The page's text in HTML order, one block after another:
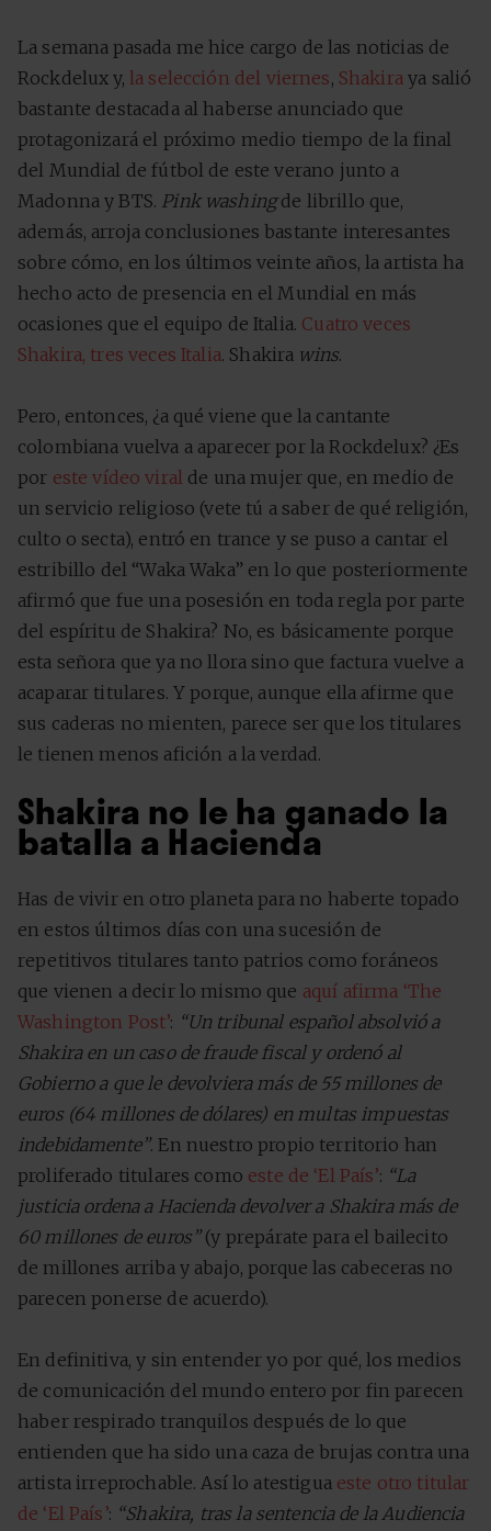
La semana pasada me hice cargo de las noticias de
Rockdelux y, la selección del viernes, Shakira ya salió
bastante destacada al haberse anunciado que
protagonizará el próximo medio tiempo de la final
del Mundial de fútbol de este verano junto a
Madonna y BTS. Pink washingde librillo que,
además, arroja conclusiones bastante interesantes
sobre cómo, en los últimos veinte años, la artista ha
hecho acto de presencia en el Mundial en más
ocasiones que el equipo de Italia. Cuatro veces
Shakira, tres veces Italia. Shakira wins.
Pero, entonces, ¿a qué viene que la cantante
colombiana vuelva a aparecer por la Rockdelux? ¿Es
por este vídeo viral de una mujer que, en medio de
un servicio religioso (vete tú a saber de qué religión,
culto o secta), entró en trance y se puso a cantar el
estribillo del “Waka Waka” en lo que posteriormente
afirmó que fue una posesión en toda regla por parte
del espíritu de Shakira? No, es básicamente porque
esta señora que ya no llora sino que factura vuelve a
acaparar titulares. Y porque, aunque ella afirme que
sus caderas no mienten, parece ser que los titulares
le tienen menos afición a la verdad.
Shakira no le ha ganado la
batalla a Hacienda
Has de vivir en otro planeta para no haberte topado
en estos últimos días con una sucesión de
repetitivos titulares tanto patrios como foráneos
que vienen a decir lo mismo que aquí afirma ‘The
Washington Post’: “Un tribunal español absolvió a
Shakira en un caso de fraude fiscal y ordenó al
Gobierno a que le devolviera más de 55 millones de
euros (64 millones de dólares) en multas impuestas
indebidamente”. En nuestro propio territorio han
proliferado titulares como este de ‘El País’: “La
justicia ordena a Hacienda devolver a Shakira más de
60 millones de euros”(y prepárate para el bailecito
de millones arriba y abajo, porque las cabeceras no
parecen ponerse de acuerdo).
En definitiva, y sin entender yo por qué, los medios
de comunicación del mundo entero por fin parecen
haber respirado tranquilos después de lo que
entienden que ha sido una caza de brujas contra una
artista irreprochable. Así lo atestigua este otro titular
de ‘El País’: “Shakira, tras la sentencia de la Audiencia